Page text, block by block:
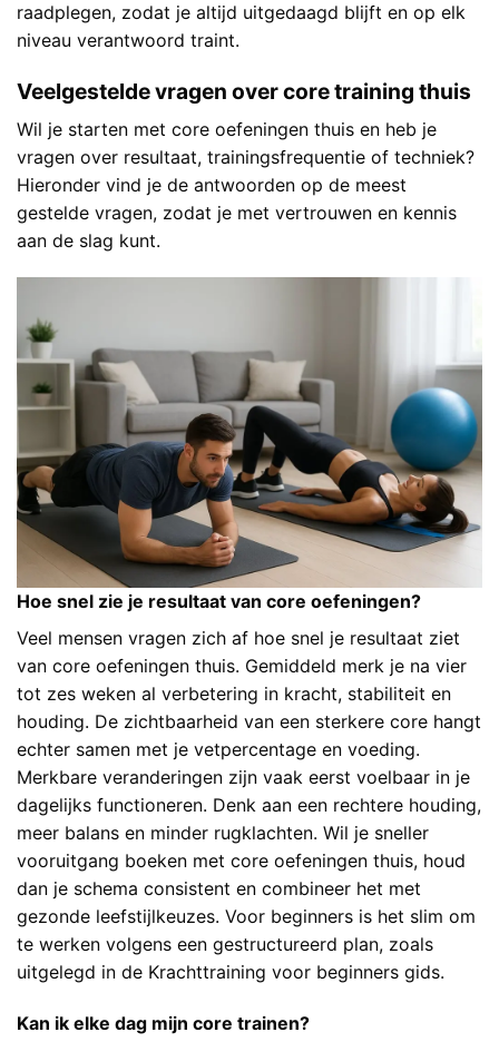
raadplegen, zodat je altijd uitgedaagd blijft en op elk
niveau verantwoord traint.
Veelgestelde vragen over core training thuis
Wil je starten met core oefeningen thuis en heb je
vragen over resultaat, trainingsfrequentie of techniek?
Hieronder vind je de antwoorden op de meest
gestelde vragen, zodat je met vertrouwen en kennis
aan de slag kunt.
Hoe snel zie je resultaat van core oefeningen?
Veel mensen vragen zich af hoe snel je resultaat ziet
van core oefeningen thuis. Gemiddeld merk je na vier
tot zes weken al verbetering in kracht, stabiliteit en
houding. De zichtbaarheid van een sterkere core hangt
echter samen met je vetpercentage en voeding.
Merkbare veranderingen zijn vaak eerst voelbaar in je
dagelijks functioneren. Denk aan een rechtere houding,
meer balans en minder rugklachten. Wil je sneller
vooruitgang boeken met core oefeningen thuis, houd
dan je schema consistent en combineer het met
gezonde leefstijlkeuzes. Voor beginners is het slim om
te werken volgens een gestructureerd plan, zoals
uitgelegd in de Krachttraining voor beginners gids.
Kan ik elke dag mijn core trainen?